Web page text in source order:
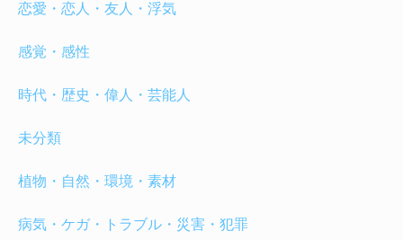
恋愛・恋人・友人・浮気
感覚・感性
時代・歴史・偉人・芸能人
未分類
植物・自然・環境・素材
病気・ケガ・トラブル・災害・犯罪